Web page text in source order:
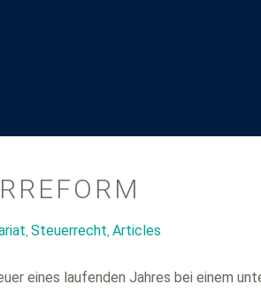
, Steuerrecht, Articles
eines laufenden Jahres bei einem